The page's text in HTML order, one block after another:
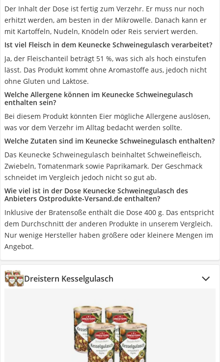
Der Inhalt der Dose ist fertig zum Verzehr. Er muss nur noch
erhitzt werden, am besten in der Mikrowelle. Danach kann er
mit Kartoffeln, Nudeln, Knödeln oder Reis serviert werden.
Ist viel Fleisch in dem Keunecke Schweinegulasch verarbeitet?
Ja, der Fleischanteil beträgt 51 %, was sich als hoch einstufen
lässt. Das Produkt kommt ohne Aromastoffe aus, jedoch nicht
ohne Gluten und Laktose.
Welche Allergene können im Keunecke Schweinegulasch
enthalten sein?
Bei diesem Produkt könnten Eier mögliche Allergene auslösen,
was vor dem Verzehr im Alltag bedacht werden sollte.
Welche Zutaten sind im Keunecke Schweinegulasch enthalten?
Das Keunecke Schweinegulasch beinhaltet Schweinefleisch,
Zwiebeln, Tomatenmark sowie Paprikamark. Der Geschmack
schneidet im Vergleich jedoch nicht so gut ab.
Wie viel ist in der Dose Keunecke Schweinegulasch des
Anbieters Ostprodukte-Versand.de enthalten?
Inklusive der Bratensoße enthält die Dose 400 g. Das entspricht
dem Durchschnitt der anderen Produkte in unserem Vergleich.
Nur wenige Hersteller haben größere oder kleinere Mengen im
Angebot.
Dreistern Kesselgulasch